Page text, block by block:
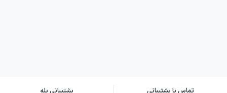
تماس با پشتیبانی پشتیبانی بله